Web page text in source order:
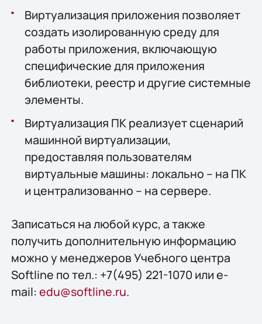
Виртуализация приложения позволяет
создать изолированную среду для
работы приложения, включающую
специфические для приложения
библиотеки, реестр и другие системные
элементы.
Виртуализация ПК реализует сценарий
машинной виртуализации,
предоставляя пользователям
виртуальные машины: локально – на ПК
и централизованно – на сервере.
Записаться на любой курс, а также
получить дополнительную информацию
можно у менеджеров Учебного центра
Softline по тел.: +7(495) 221-1070 или e-
mail: edu@softline.ru.